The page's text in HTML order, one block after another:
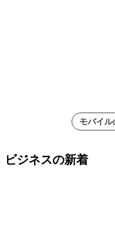
モバイル
ビジネスの新着